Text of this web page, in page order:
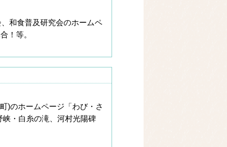
和食普及研究会のホームペ
！等。
)のホームページ「わび・さ
・白糸の滝、河村光陽碑